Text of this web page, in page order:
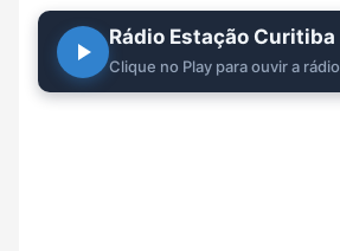
Rádio Estação Curitiba
Clique no Play para ouvir a rádio